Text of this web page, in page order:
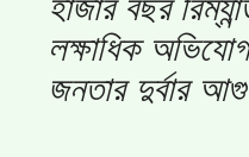
লক্ষাধিক
জনতার দুর্বার